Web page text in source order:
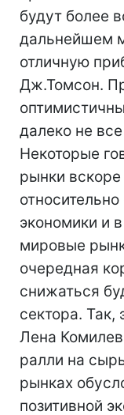
будут более
дальнейшем
отличную
Дж.Томсон.
далеко не
Некоторые
рынки
экономики и
мировые
очередная
снижаться
сектора. Так,
Лена
ралли на
рынках
позитивной